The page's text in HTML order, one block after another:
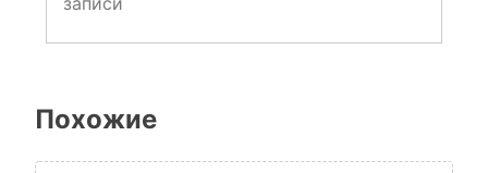
Похожие